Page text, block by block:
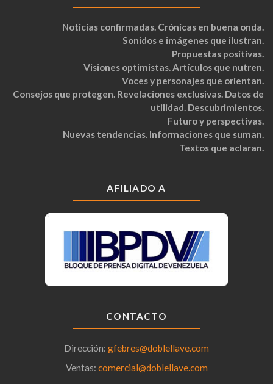
Noticias confirmadas. Crónicas en buena onda.
Sonidos e imágenes que ilustran.
Propuestas positivas.
Visiones optimistas. Artículos que nutren.
Voces y personajes que orientan.
Consejos que protegen. Revelaciones exclusivas. Datos de
utilidad. Descubrimientos.
Futuro y perspectivas.
Nuevas tendencias. Informaciones que suman.
Textos que aclaran.
AFILIADO A
CONTACTO
Dirección: gfebres@doblellave.com
Ventas: comercial@doblellave.com